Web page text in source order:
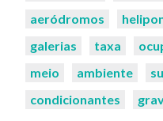
aeródromos
galerias
taxa
meio
ambiente
condicionantes